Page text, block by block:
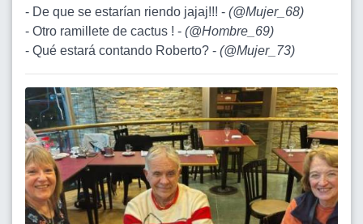
- De que se estarían riendo jajaj!!! - (@Mujer_68)
- Otro ramillete de cactus ! - (@Hombre_69)
- Qué estará contando Roberto? - (@Mujer_73)